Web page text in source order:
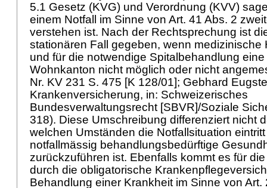
5.1 Gesetz (KVG) und Verordnung (KVV)
einem Notfall im Sinne von Art. 41 Abs. 2
verstehen ist. Nach der Rechtsprechung ist
stationären Fall gegeben, wenn medizinische
und für die notwendige Spitalbehandlung
Wohnkanton nicht möglich oder nicht
Nr. KV 231 S. 475 [K 128/01]; Gebhard
Krankenversicherung, in: Schweizerisches
Bundesverwaltungsrecht [SBVR]/Soziale
318). Diese Umschreibung differenziert nicht
welchen Umständen die Notfallsituation
notfallmässig behandlungsbedürftige
zurückzuführen ist. Ebenfalls kommt es für
durch die obligatorische
Behandlung einer Krankheit im Sinne von Art.